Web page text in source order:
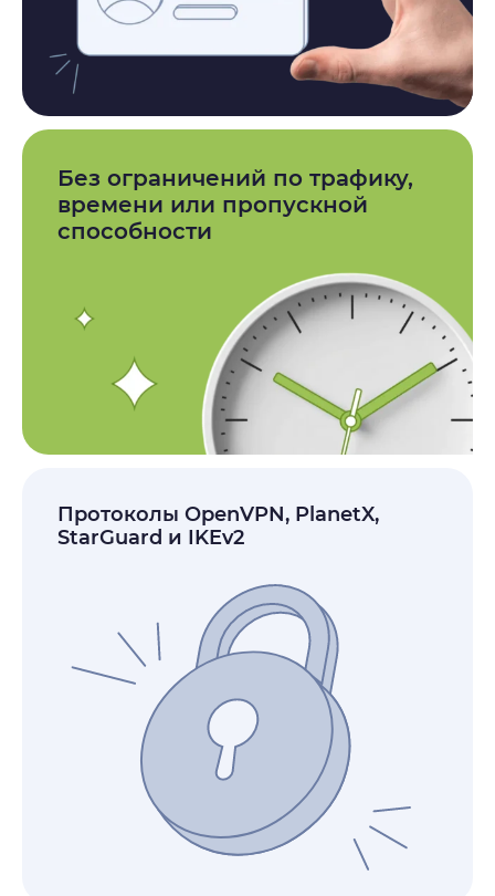
Без ограничений по трафику,
времени или пропускной
способности
Протоколы OpenVPN, PlanetX,
StarGuard и IKEv2